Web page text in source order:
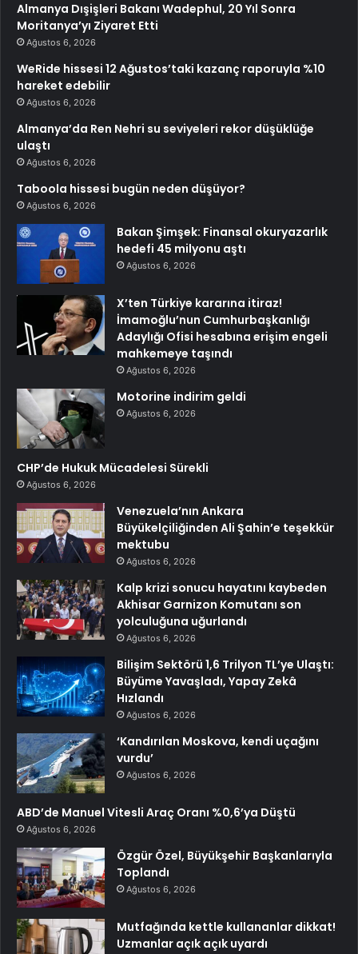
Almanya Dışişleri Bakanı Wadephul, 20 Yıl Sonra
Moritanya’yı Ziyaret Etti
Ağustos 6, 2026
WeRide hissesi 12 Ağustos’taki kazanç raporuyla %10
hareket edebilir
Ağustos 6, 2026
Almanya’da Ren Nehri su seviyeleri rekor düşüklüğe
ulaştı
Ağustos 6, 2026
Taboola hissesi bugün neden düşüyor?
Ağustos 6, 2026
Bakan Şimşek: Finansal okuryazarlık
hedefi 45 milyonu aştı
Ağustos 6, 2026
X’ten Türkiye kararına itiraz!
İmamoğlu’nun Cumhurbaşkanlığı
Adaylığı Ofisi hesabına erişim engeli
mahkemeye taşındı
Ağustos 6, 2026
Motorine indirim geldi
Ağustos 6, 2026
CHP’de Hukuk Mücadelesi Sürekli
Ağustos 6, 2026
Venezuela’nın Ankara
Büyükelçiliğinden Ali Şahin’e teşekkür
mektubu
Ağustos 6, 2026
Kalp krizi sonucu hayatını kaybeden
Akhisar Garnizon Komutanı son
yolculuğuna uğurlandı
Ağustos 6, 2026
Bilişim Sektörü 1,6 Trilyon TL’ye Ulaştı:
Büyüme Yavaşladı, Yapay Zekâ
Hızlandı
Ağustos 6, 2026
‘Kandırılan Moskova, kendi uçağını
vurdu’
Ağustos 6, 2026
ABD’de Manuel Vitesli Araç Oranı %0,6’ya Düştü
Ağustos 6, 2026
Özgür Özel, Büyükşehir Başkanlarıyla
Toplandı
Ağustos 6, 2026
Mutfağında kettle kullananlar dikkat!
Uzmanlar açık açık uyardı